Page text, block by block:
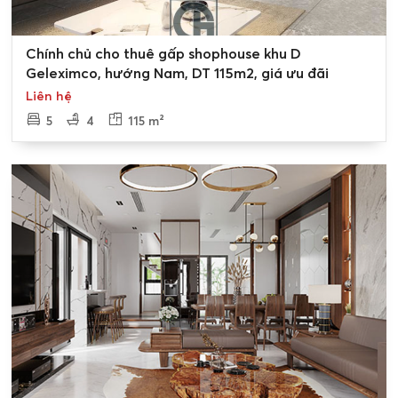
Chính chủ cho thuê gấp shophouse khu D
Geleximco, hướng Nam, DT 115m2, giá ưu đãi
Liên hệ
5
4 115 m²